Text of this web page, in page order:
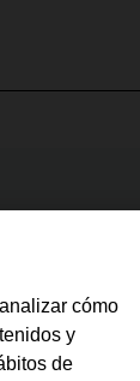
cómo
y
de